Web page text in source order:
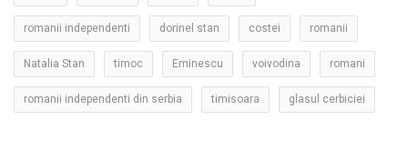
romanii independenti dorinel stan costei romanii
Natalia Stan timoc Eminescu voivodina romani
romanii independenti din serbia timisoara glasul cerbiciei